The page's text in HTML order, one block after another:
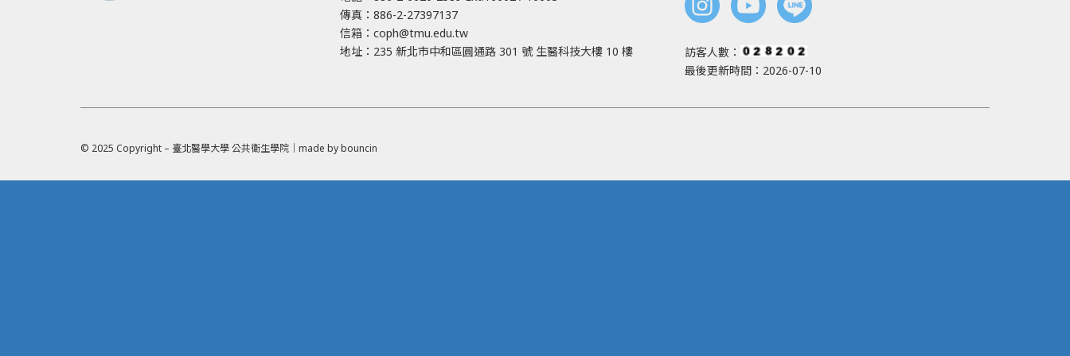
傳真：886-2-27397137
信箱： coph@tmu.edu.tw
地址： 235 新北市中和區圓通路 301 號生醫科技大樓 10 樓
訪客人數：
最後更新時間：2026-07-10
© 2025 Copyright – 臺北醫學大學 公共衛生學院｜made bybouncin